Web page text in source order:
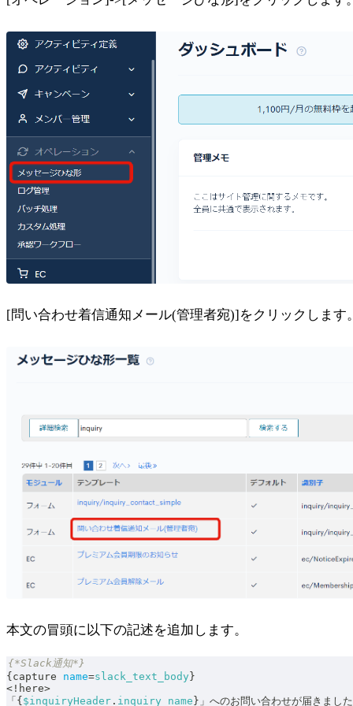
[問い合わせ着信通知メール(管理者宛)]をクリックします
本文の冒頭に以下の記述を追加します。
{*Slack通知*}
{ capture name=slack_text_body }
< ! here>
「 { $inquiryHeader . inquiry_name } 」へのお問い合わせが届きまし